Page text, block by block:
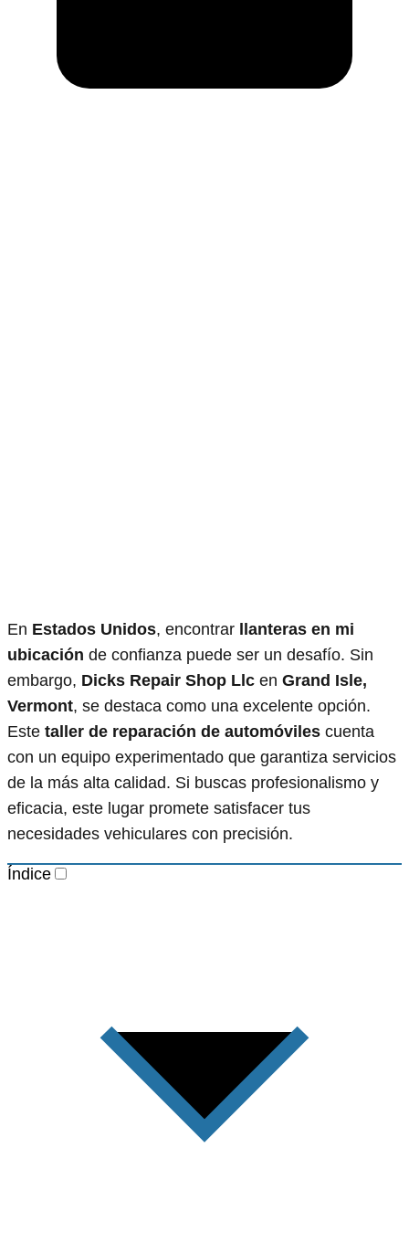
En Estados Unidos, encontrar
llanteras en mi
ubicación de confianza puede ser un desafío. Sin
embargo, Dicks Repair Shop Llc en Grand Isle,
Vermont, se destaca como una excelente opción.
Este taller de reparación de automóviles cuenta
con un equipo experimentado que garantiza servicios
de la más alta calidad. Si buscas profesionalismo y
eficacia, este lugar promete satisfacer tus
necesidades vehiculares con precisión.
Índice